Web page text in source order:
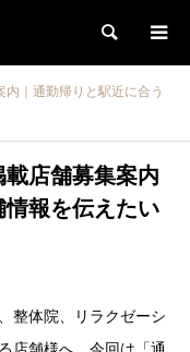
検索
｜通勤帰りと駅近に合う
店舗募集案内
情報を伝えたい
整体院、リラクゼーシ